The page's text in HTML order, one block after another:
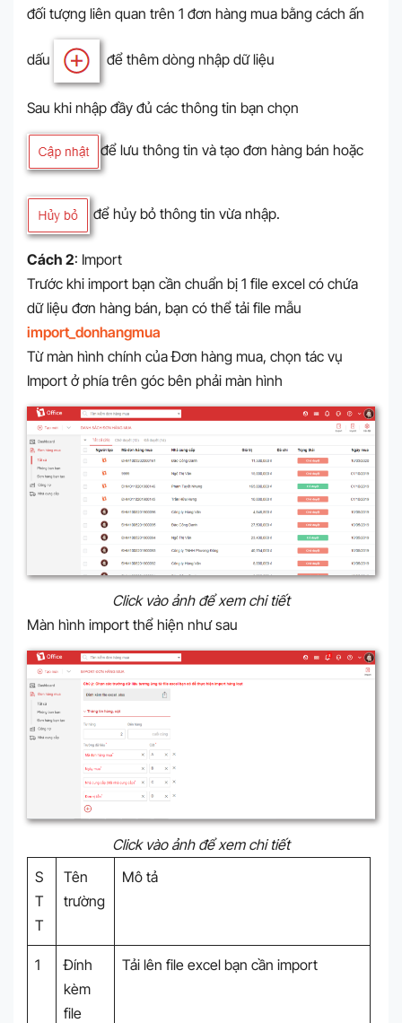
đối tượng liên quan trên 1 đơn hàng mua bằng cách ấn
dấu để thêm dòng nhập dữ liệu
Sau khi nhập đầy đủ các thông tin bạn chọn
để lưu thông tin và tạo đơn hàng bán hoặc
để hủy bỏ thông tin vừa nhập.
Cách 2: Import
Trước khi import bạn cần chuẩn bị 1 file excel có chứa
dữ liệu đơn hàng bán, bạn có thể tải file mẫu
import_donhangmua
Từ màn hình chính của Đơn hàng mua, chọn tác vụ
Import ở phía trên góc bên phải màn hình
Click vào ảnh để xem chi tiết
Màn hình import thể hiện như sau
Click vào ảnh để xem chi tiết
S
T
T
Tên
trường
Mô tả
1
Đính
kèm
file
Tải lên file excel bạn cần import